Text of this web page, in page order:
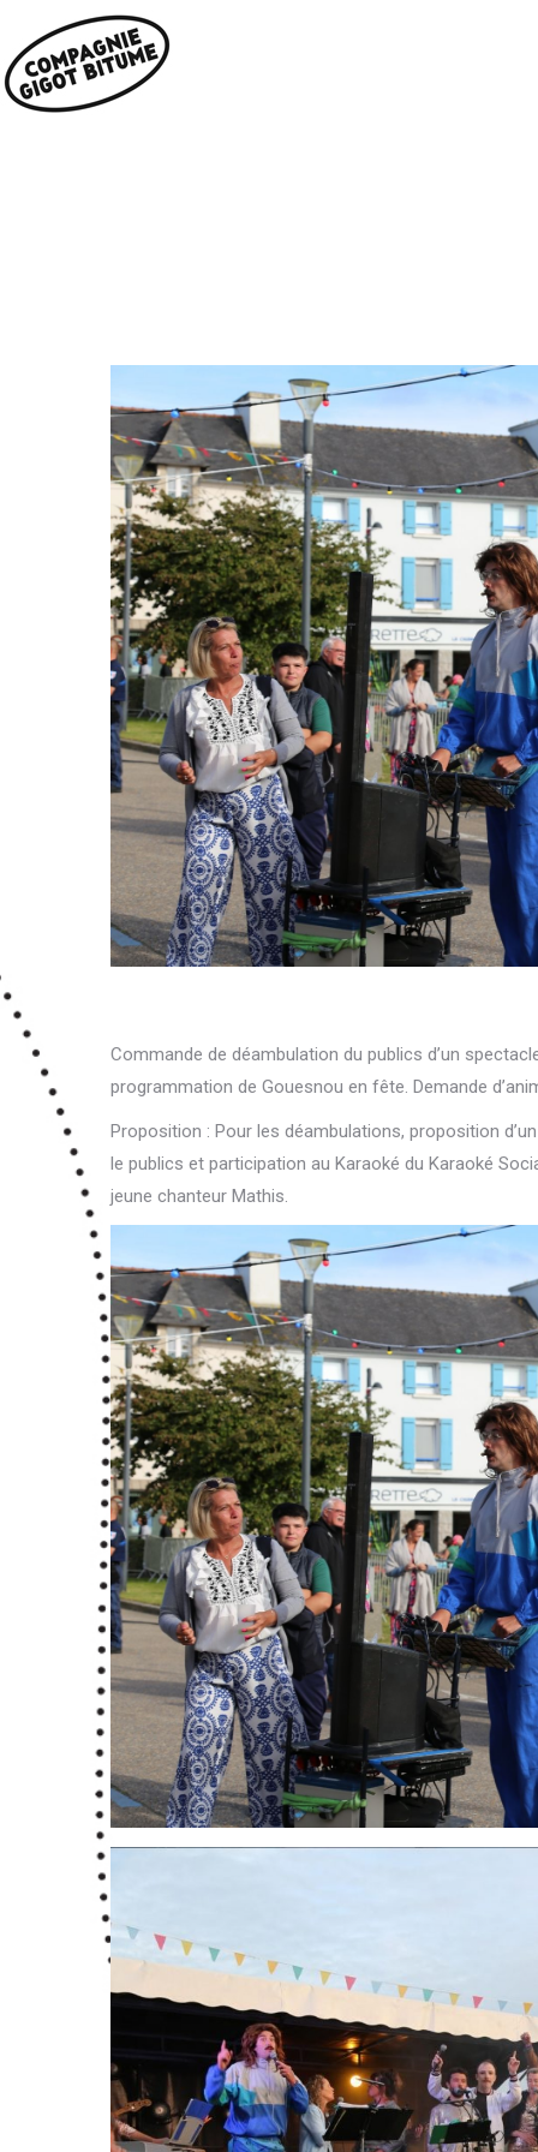
Commande de déambulation du publics d’un
programmation de Gouesnou en fête. Demande
Proposition : Pour les déambulations, proposition
le publics et participation au Karaoké du Karaoké
jeune chanteur Mathis.